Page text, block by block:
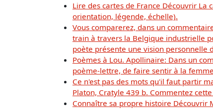
Lire des cartes de France Découvrir
orientation, légende, échelle).
Vous comparerez, dans un
train à travers la Belgique industrielle
poète présente une vision personnelle
Poèmes à Lou. Apollinaire: Dans un
poème-lettre, de faire sentir à la
Ce n'est pas des mots qu'il faut partir
Platon, Cratyle 439 b. Commentez
Connaître sa propre histoire Découvrir